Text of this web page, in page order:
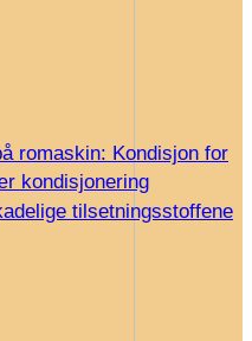
romaskin: Kondisjon for
kondisjonering
tilsetningsstoffene